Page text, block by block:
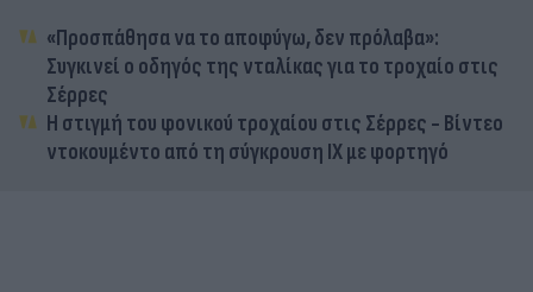
«Προσπάθησα να το αποφύγω, δεν πρόλαβα»:
Συγκινεί ο οδηγός της νταλίκας για το τροχαίο στις
Σέρρες
Η στιγμή του φονικού τροχαίου στις Σέρρες - Βίντεο
ντοκουμέντο από τη σύγκρουση ΙΧ με φορτηγό